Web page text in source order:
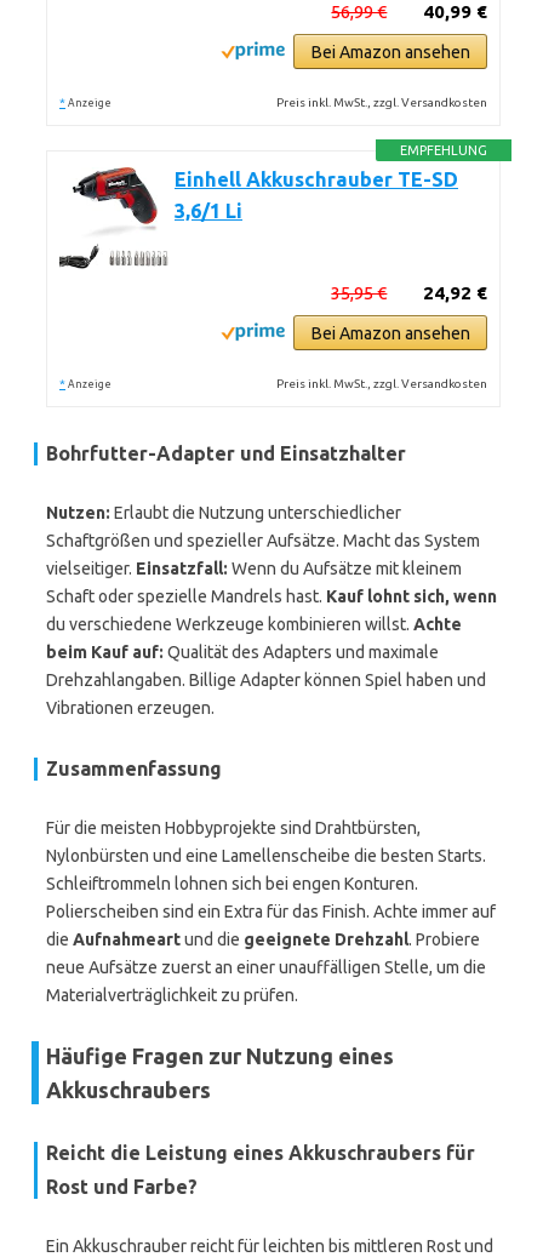
40,99 €
56,99 €
Bei Amazon ansehen
* Anzeige Preis inkl. MwSt., zzgl. Versandkosten
EMPFEHLUNG
Einhell Akkuschrauber TE-SD
3,6/1 Li
24,92 €
35,95 €
Bei Amazon ansehen
* Anzeige Preis inkl. MwSt., zzgl. Versandkosten
Bohrfutter-Adapter und Einsatzhalter
Nutzen: Erlaubt die Nutzung unterschiedlicher
Schaftgrößen und spezieller Aufsätze. Macht das System
vielseitiger. Einsatzfall: Wenn du Aufsätze mit kleinem
Schaft oder spezielle Mandrels hast. Kauf lohnt sich, wenn
du verschiedene Werkzeuge kombinieren willst. Achte
beim Kauf auf: Qualität des Adapters und maximale
Drehzahlangaben. Billige Adapter können Spiel haben und
Vibrationen erzeugen.
Zusammenfassung
Für die meisten Hobbyprojekte sind Drahtbürsten,
Nylonbürsten und eine Lamellenscheibe die besten Starts.
Schleiftrommeln lohnen sich bei engen Konturen.
Polierscheiben sind ein Extra für das Finish. Achte immer auf
die Aufnahmeartund die geeignete Drehzahl. Probiere
neue Aufsätze zuerst an einer unauffälligen Stelle, um die
Materialverträglichkeit zu prüfen.
Häufige Fragen zur Nutzung eines
Akkuschraubers
Reicht die Leistung eines Akkuschraubers für
Rost und Farbe?
Ein Akkuschrauber reicht für leichten bis mittleren Rost und